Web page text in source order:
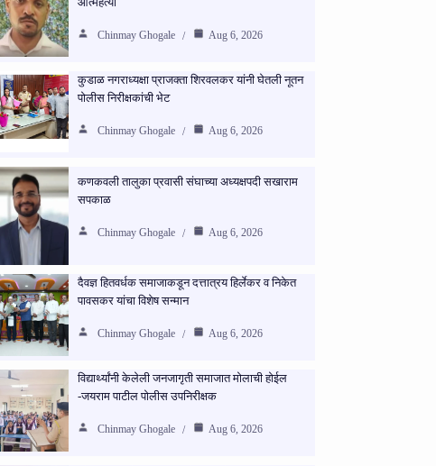
Chinmay Ghogale Aug 6, 2026
कुडाळ नगराध्यक्षा प्राजक्ता शिरवलकर यांनी घेतली नूतन
पोलीस निरीक्षकांची भेट
Chinmay Ghogale Aug 6, 2026
कणकवली तालुका प्रवासी संघाच्या अध्यक्षपदी सखाराम
सपकाळ
Chinmay Ghogale Aug 6, 2026
दैवज्ञ हितवर्धक समाजाकडून दत्तात्रय हिर्लेकर व निकेत
पावसकर यांचा विशेष सन्मान
Chinmay Ghogale Aug 6, 2026
विद्यार्थ्यांनी केलेली जनजागृती समाजात मोलाची होईल
-जयराम पाटील पोलीस उपनिरीक्षक
Chinmay Ghogale Aug 6, 2026